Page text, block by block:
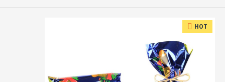
HOT